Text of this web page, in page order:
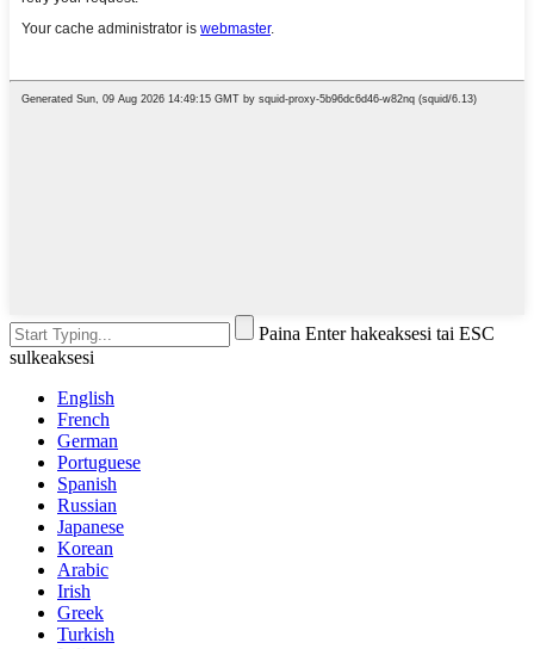
Paina Enter hakeaksesi tai ESC
sulkeaksesi
English
French
German
Portuguese
Spanish
Russian
Japanese
Korean
Arabic
Irish
Greek
Turkish